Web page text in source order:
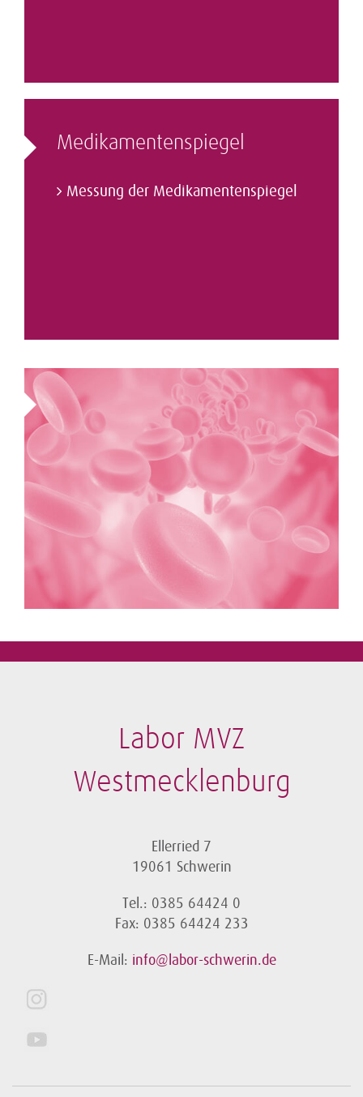
Medikamenten­spiegel
Messung der Medikamentenspiegel
Labor MVZ
Westmecklenburg
Ellerried 7
19061 Schwerin
Tel.: 0385 64424 0
Fax: 0385 64424 233
E-Mail: info@labor-schwerin.de